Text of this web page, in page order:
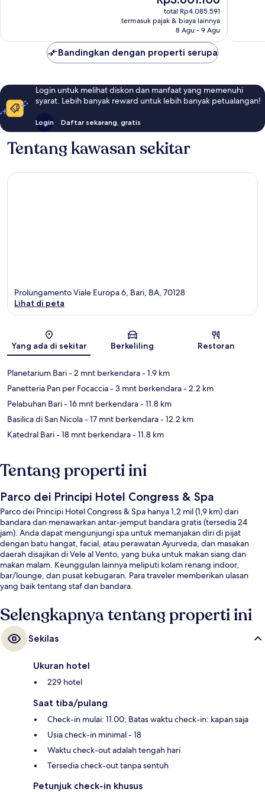
sekarang
Rp3.601.106
total Rp4.085.591
termasuk pajak & biaya lainnya
8 Agu - 9 Agu
Bandingkan dengan properti serupa
Login untuk melihat diskon dan manfaat yang memenuhi
syarat. Lebih banyak reward untuk lebih banyak petualangan!
Login Daftar sekarang, gratis
Tentang kawasan sekitar
Peta
Prolungamento Viale Europa 6, Bari, BA, 70128
Lihat di peta
Yang ada di sekitar Berkeliling Restoran
Planetarium Bari- 2 mnt berkendara- 1.9 km
Panetteria Pan per Focaccia- 3 mnt berkendara- 2.2 km
Pelabuhan Bari- 16 mnt berkendara- 11.8 km
Basilica di San Nicola- 17 mnt berkendara- 12.2 km
Katedral Bari- 18 mnt berkendara- 11.8 km
Tentang properti ini
Parco dei Principi Hotel Congress & Spa
Parco dei Principi Hotel Congress & Spa hanya 1,2 mil (1,9 km) dari
bandara dan menawarkan antar-jemput bandara gratis (tersedia 24
jam). Anda dapat mengunjungi spa untuk memanjakan diri di pijat
dengan batu hangat, facial, atau perawatan Ayurveda, dan masakan
daerah disajikan di Vele al Vento, yang buka untuk makan siang dan
makan malam. Keunggulan lainnya meliputi kolam renang indoor,
bar/lounge, dan pusat kebugaran. Para traveler memberikan ulasan
yang baik tentang staf dan bandara.
Selengkapnya tentang properti ini
Sekilas
Ukuran hotel
229 hotel
Saat tiba/pulang
Check-in mulai: 11.00; Batas waktu check-in: kapan saja
Usia check-in minimal - 18
Waktu check-out adalah tengah hari
Tersedia check-out tanpa sentuh
Petunjuk check-in khusus